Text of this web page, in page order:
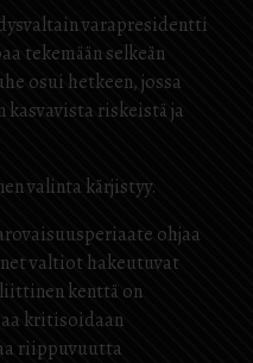
varapresidentti
tekemään selkeän
osui hetkeen, jossa
riskeistä ja
valinta kärjistyy.
ohjaa
valtiot hakeutuvat
kenttä on
kritisoidaan
riippuvuutta